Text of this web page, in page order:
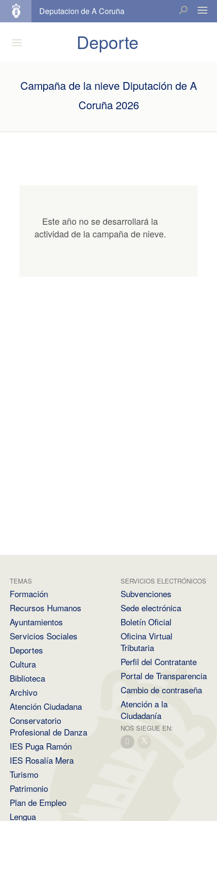
Deputacion de A Coruña
Deporte
Campaña de la nieve Diputación de A
Coruña 2026
Este año no se desarrollará la
actividad de la campaña de nieve.
TEMAS
Formación
Recursos Humanos
Ayuntamientos
Servicios Sociales
Deportes
Cultura
Biblioteca
Archivo
Atención Ciudadana
Conservatorio
Profesional de Danza
IES Puga Ramón
IES Rosalía Mera
Turismo
Patrimonio
Plan de Empleo
Lengua
SERVICIOS ELECTRÓNICOS
Subvenciones
Sede electrónica
Boletín Oficial
Oficina Virtual
Tributaria
Perfil del Contratante
Portal de Transparencia
Cambio de contraseña
Atención a la
Ciudadanía
NOS SIEGUE EN: